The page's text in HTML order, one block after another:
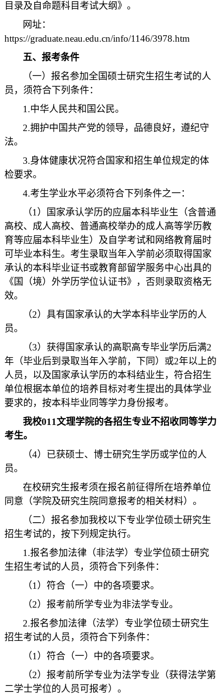
目录及自命题科目考试大纲》。
网址：
https://graduate.neau.edu.cn/info/1146/3978.htm
五、报考条件
（一）报名参加全国硕士研究生招生考试的人
员，须符合下列条件：
1.中华人民共和国公民。
2.拥护中国共产党的领导，品德良好，遵纪守
法。
3.身体健康状况符合国家和招生单位规定的体
检要求。
4.考生学业水平必须符合下列条件之一：
（1）国家承认学历的应届本科毕业生（含普通
高校、成人高校、普通高校举办的成人高等学历教
育等应届本科毕业生）及自学考试和网络教育届时
可毕业本科生。考生录取当年入学前必须取得国家
承认的本科毕业证书或教育部留学服务中心出具的
《国（境）外学历学位认证书》，否则录取资格无
效。
（2）具有国家承认的大学本科毕业学历的人
员。
（3）获得国家承认的高职高专毕业学历后满2
年（毕业后到录取当年入学前，下同）或2年以上的
人员，以及国家承认学历的本科结业生，符合招生
单位根据本单位的培养目标对考生提出的具体学业
要求的，按本科毕业同等学力身份报考。
我校011文理学院的各招生专业不招收同等学力
考生。
（4）已获硕士、博士研究生学历或学位的人
员。
在校研究生报考须在报名前征得所在培养单位
同意（学院及研究生院同意报考的相关材料）。
（二）报名参加我校以下专业学位硕士研究生
招生考试的，按下列规定执行。
1.报名参加法律（非法学）专业学位硕士研究
生招生考试的人员，须符合下列条件：
（1）符合（一）中的各项要求。
（2）报考前所学专业为非法学专业。
2.报名参加法律（法学）专业学位硕士研究生
招生考试的人员，须符合下列条件：
（1）符合（一）中的各项要求。
（2）报考前所学专业为法学专业（获得法学第
二学士学位的人员可报考）。